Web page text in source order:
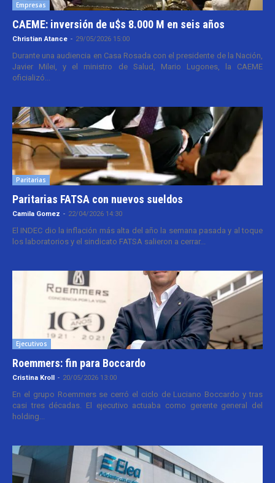
Empresas
CAEME: inversión de u$s 8.000 M en seis años
Christian Atance - 29/05/2026 15:00
Durante una audiencia en Casa Rosada con el presidente de la Nación,
Javier Milei, y el ministro de Salud, Mario Lugones, la CAEME
oficializó...
Paritarias
Paritarias FATSA con nuevos sueldos
Camila Gomez - 22/04/2026 14:30
El INDEC dio la inflación más alta del año la semana pasada y al toque
los laboratorios y el sindicato FATSA salieron a cerrar...
Ejecutivos
Roemmers: fin para Boccardo
Cristina Kroll - 20/05/2026 13:00
En el grupo Roemmers se cerró el ciclo de Luciano Boccardo y tras
casi tres décadas. El ejecutivo actuaba como gerente general del
holding...